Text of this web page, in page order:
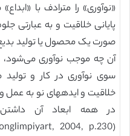
«نوآوری» را مترادف با
پایانی خلاقیت و به عبارتی
صورت یک محصول یا تولید
آن چه موجب نوآوری می‌شود،
سوی نوآوری در کار و تولید
خلاقیت و ایدههای نو به عمل
در همه ابعاد آن